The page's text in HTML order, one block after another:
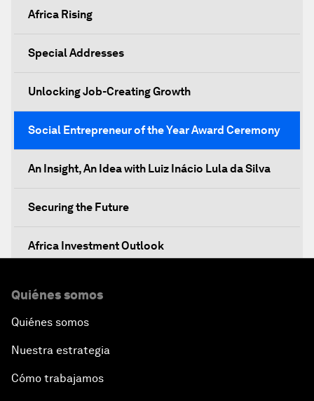
Africa Rising
Special Addresses
Unlocking Job-Creating Growth
Social Entrepreneur of the Year Award Ceremony
An Insight, An Idea with Luiz Inácio Lula da Silva
Securing the Future
Africa Investment Outlook
Investing in Health
Private Sector, Public Works
Quiénes somos
Quiénes somos
Nuestra estrategia
Cómo trabajamos